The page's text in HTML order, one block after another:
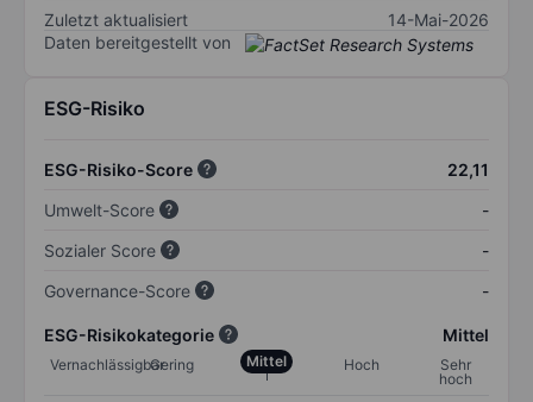
Zuletzt aktualisiert
14-Mai-2026
Daten bereitgestellt von
ESG-Risiko
ESG-Risiko-Score
22,11
Umwelt-Score
-
Sozialer Score
-
Governance-Score
-
ESG-Risikokategorie Mittel
VernachlässigbarGering Mittel Hoch
Sehr
hoch